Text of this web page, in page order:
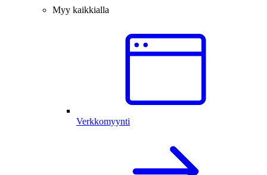
Myy kaikkialla
Verkkomyynti